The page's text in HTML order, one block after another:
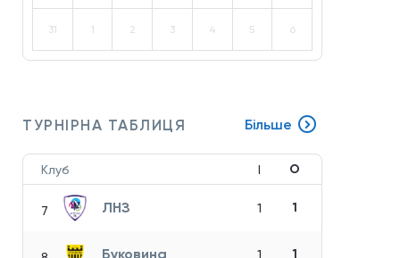
31 1 2 3 4 5 6
ТУРНІРНА ТАБЛИЦЯ Більше
Клуб І О
7 ЛНЗ 1 1
Буковина 1 1